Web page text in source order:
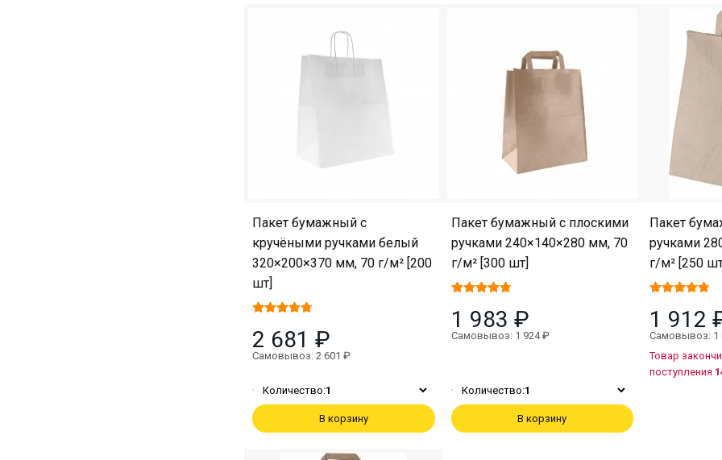
Пакет бумажный с
кручёными ручками белый
320×200×370 мм, 70 г/м² [200
шт]
2 681 ₽
Самовывоз: 2 601 ₽
Количество:1
В корзину
Пакет бумажный с плоскими
ручками 240×140×280 мм, 70
г/м² [300 шт]
1 983 ₽
Самовывоз: 1 924 ₽
Количество:1
В корзину
Пакет
ручками
г/м² [250
1 912
Самовывоз: 1
Товар
поступления